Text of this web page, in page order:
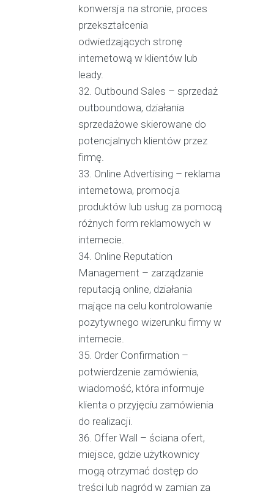
konwersja na stronie, proces
przekształcenia
odwiedzających stronę
internetową w klientów lub
leady.
Outbound Sales – sprzedaż
outboundowa, działania
sprzedażowe skierowane do
potencjalnych klientów przez
firmę.
Online Advertising – reklama
internetowa, promocja
produktów lub usług za pomocą
różnych form reklamowych w
internecie.
Online Reputation
Management – zarządzanie
reputacją online, działania
mające na celu kontrolowanie
pozytywnego wizerunku firmy w
internecie.
Order Confirmation –
potwierdzenie zamówienia,
wiadomość, która informuje
klienta o przyjęciu zamówienia
do realizacji.
Offer Wall – ściana ofert,
miejsce, gdzie użytkownicy
mogą otrzymać dostęp do
treści lub nagród w zamian za